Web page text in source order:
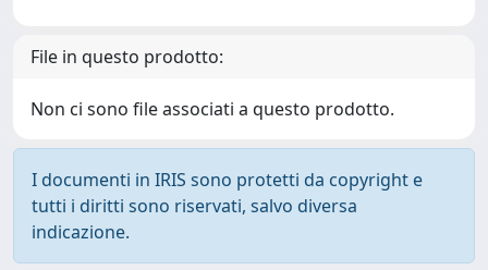
File in questo prodotto:
Non ci sono file associati a questo prodotto.
I documenti in IRIS sono protetti da copyright e
tutti i diritti sono riservati, salvo diversa
indicazione.